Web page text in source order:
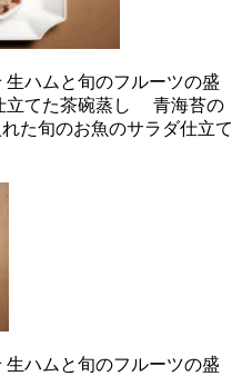
ハムと旬のフルーツの盛
立てた茶碗蒸し 青海苔の
た旬のお魚のサラダ仕立て
ハムと旬のフルーツの盛